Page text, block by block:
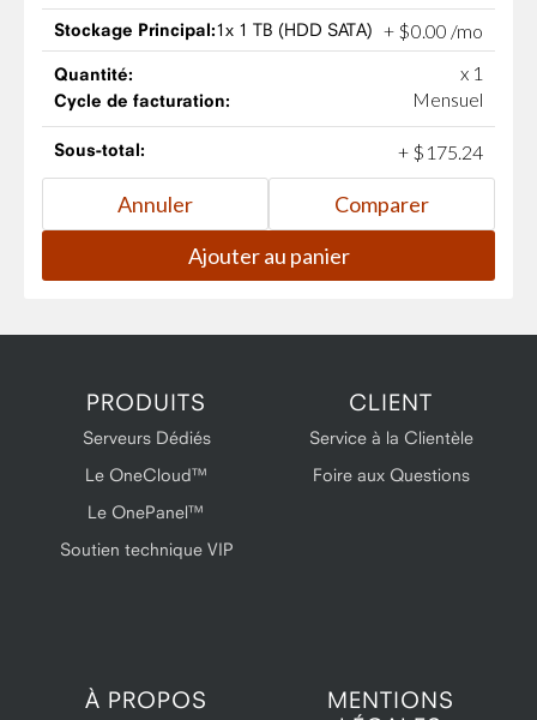
Stockage Principal:1x 1 TB (HDD SATA) + $0.00 /mo
Quantité: x 1
Cycle de facturation: Mensuel
Sous-total: + $ 175 24
PRODUITS
Serveurs Dédiés
Le OneCloud™
Le OnePanel™
Soutien technique VIP
CLIENT
Service à la Clientèle
Foire aux Questions
À PROPOS
MENTIONS